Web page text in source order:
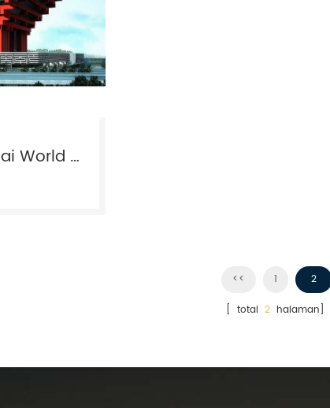
Paviliun Cina Shanghai World Expo
<< 1 2
[ total 2halaman]